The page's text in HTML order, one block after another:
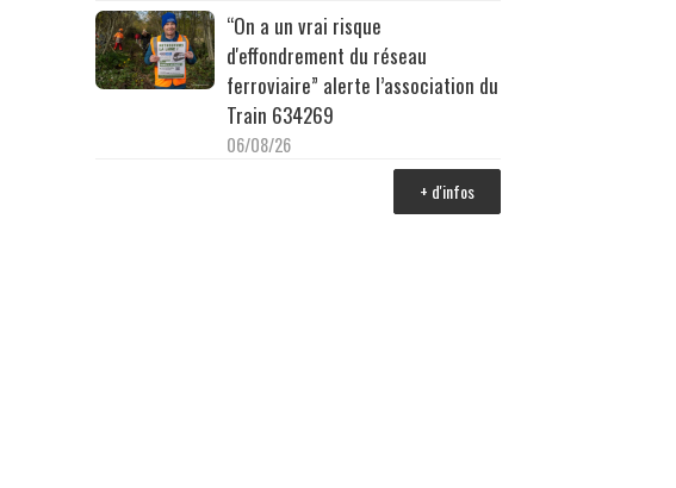
“On a un vrai risque
d'effondrement du réseau
ferroviaire” alerte l’association du
Train 634269
06/08/26
+ d'infos